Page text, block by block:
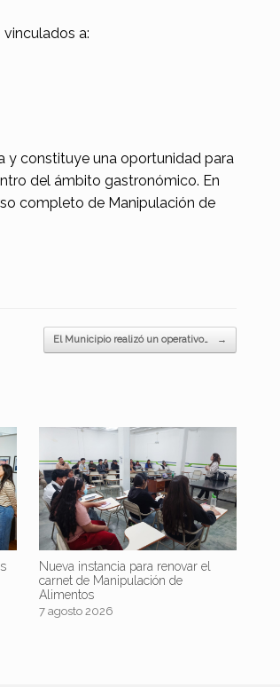
a:
y constituye una oportunidad para
del ámbito gastronómico. En
completo de Manipulación de
El Municipio realizó un operativo… →
Nueva instancia para renovar el
carnet de Manipulación de
Alimentos
7 agosto 2026